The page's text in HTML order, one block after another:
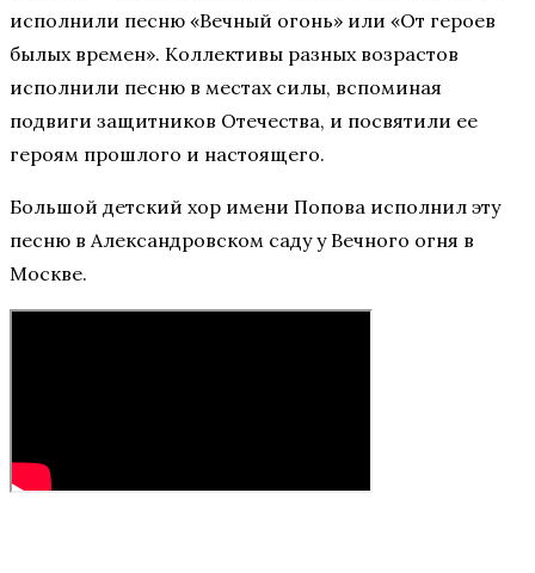
исполнили песню «Вечный огонь» или «От героев
былых времен». Коллективы разных возрастов
исполнили песню в местах силы, вспоминая
подвиги защитников Отечества, и посвятили ее
героям прошлого и настоящего.
Большой детский хор имени Попова исполнил эту
песню в Александровском саду у Вечного огня в
Москве.